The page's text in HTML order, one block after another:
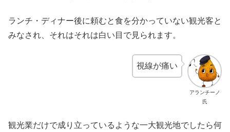
ランチ・ディナー後に頼むと食を分かっていない観光客と
みなされ、それはそれは白い目で見られます。
アランチーノ
氏
視線が痛い
観光業だけで成り立っているような一大観光地でしたら何